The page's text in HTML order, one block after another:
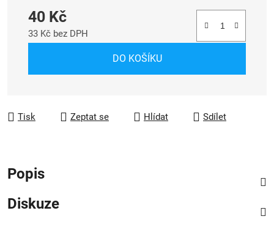
40 Kč
33 Kč bez DPH
DO KOŠÍKU
Tisk Zeptat se Hlídat Sdílet
Popis
Diskuze